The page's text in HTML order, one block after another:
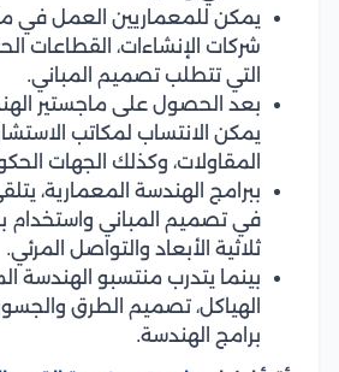
يمكن للمعماريين العمل في
شركات الإنشاءات، القطاعات
التي تتطلب تصميم المباني.
بعد الحصول على ماجستير
يمكن الانتساب لمكاتب
المقاولات، وكذلك الجهات
ببرامج الهندسة المعمارية،
في تصميم المباني واستخدام
ثلاثية الأبعاد والتواصل المرئي.
بينما يتدرب منتسبو الهندسة
الهياكل، تصميم الطرق
برامج الهندسة.